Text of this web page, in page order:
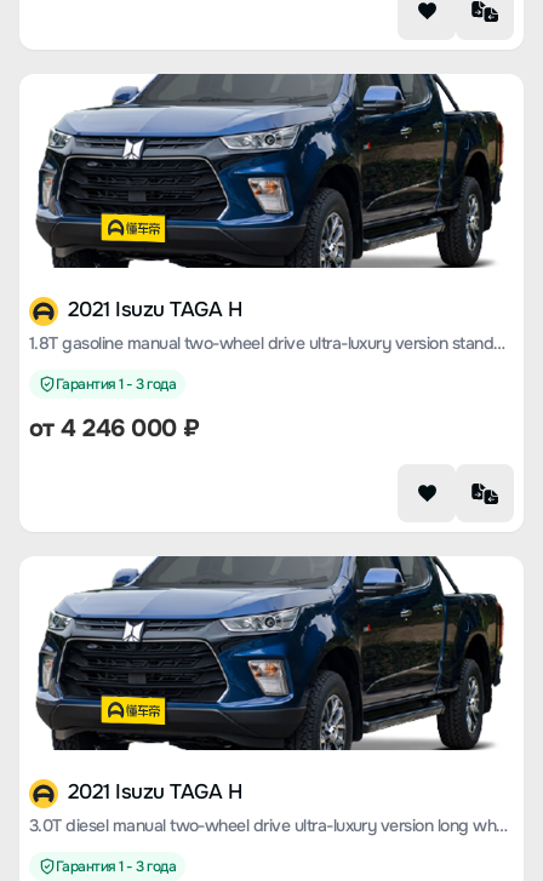
2021 Isuzu TAGA H
1.8T gasoline manual two-wheel drive ultra-luxury version standard wheelbase CE18
Гарантия 1 - 3 года
от 4 246 000 ₽
2021 Isuzu TAGA H
3.0T diesel manual two-wheel drive ultra-luxury version long wheelbase 4KH1CT6H1
Гарантия 1 - 3 года